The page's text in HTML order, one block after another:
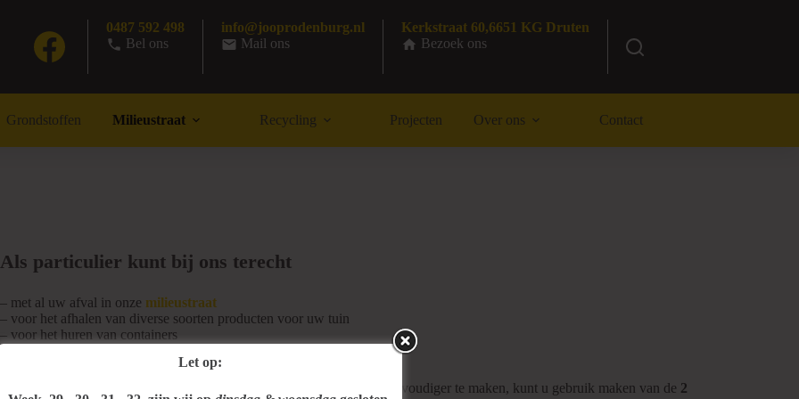
0487 592 498
Bel ons
info@jooprodenburg.nl
Mail ons
Kerkstraat 60,6651 KG Druten
Bezoek ons
Grondstoffen Milieustraat Recycling Projecten Over ons Contact
Als particulier kunt bij ons terecht
– met al uw afval in onze milieustraat
– voor het afhalen van diverse soorten producten voor uw tuin
– voor het huren van containers
– voor alle soorten
Om het brengen van uw afval en/of het halen van producten voor u eenvoudiger te maken, kunt u gebruik maken van de 2
Let op: